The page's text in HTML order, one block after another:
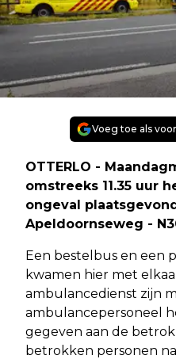
Voeg toe als
OTTERLO -
omstreeks 11.35 uur
ongeval
Apeldoornseweg -
Een bestelbus en een
kwamen hier met
ambulancedienst zijn
ambulancepersoneel
gegeven aan de
betrokken personen